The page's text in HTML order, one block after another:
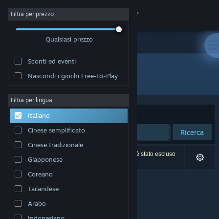
Accedi
Informazioni
Assistenza
Cambia la lingua
Ottieni l'app mobile di Steam
Visualizza il sito web per desktop
Filtra per prezzo
Qualsiasi prezzo
Sconti ed eventi
Nascondi i giochi Free-to-Play
Filtra per lingua
Italiano
Cinese semplificato
Cinese tradizionale
Giapponese
Coreano
Tailandese
Arabo
Sviluppatore: DCGsoft
Ordina per Rilevanza
Ricerca
0 risultati corrispondono alla tua ricerca. 1 titolo è stato escluso
in base alle tue preferenze.